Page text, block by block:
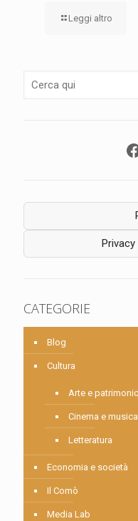
Leggi altro
CATEGORIE
Blog
Cultura
Arte e patrimonio
Cinema e musica
Letteratura
Economia e società
Il Comò
Media Lab